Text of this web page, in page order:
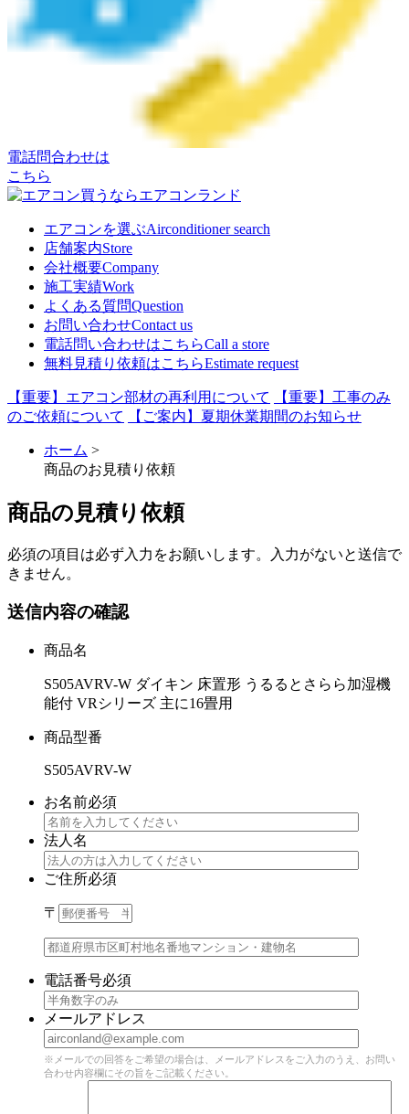
電話問合わせは
こちら
エアコンを選ぶAirconditioner search
店舗案内Store
会社概要Company
施工実績Work
よくある質問Question
お問い合わせContact us
電話問い合わせはこちらCall a store
無料見積り依頼はこちらEstimate request
【重要】エアコン部材の再利用について
【重要】工事のみ
のご依頼について
【ご案内】夏期休業期間のお知らせ
ホーム >
商品のお見積り依頼
商品の見積り依頼
必須の項目は必ず入力をお願いします。入力がないと送信で
きません。
送信内容の確認
商品名
S505AVRV-W ダイキン 床置形 うるるとさらら加湿機
能付 VRシリーズ 主に16畳用
商品型番
S505AVRV-W
お名前必須
法人名
ご住所必須
〒
電話番号必須
メールアドレス
※メールでの回答をご希望の場合は、メールアドレスをご入力のうえ、お問い
合わせ内容欄にその旨をご記載ください。